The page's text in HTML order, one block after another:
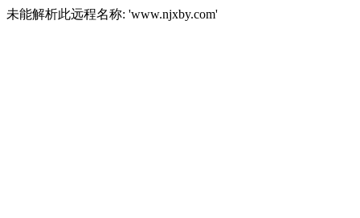
未能解析此远程名称: 'www.njxby.com'